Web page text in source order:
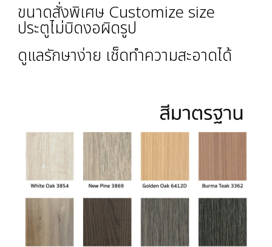
ขนาดสั่งพิเศษ Customize size
ประตูไม่บิดงอผิดรูป
ดูแลรักษาง่าย เช็ดทำความสะอาดได้